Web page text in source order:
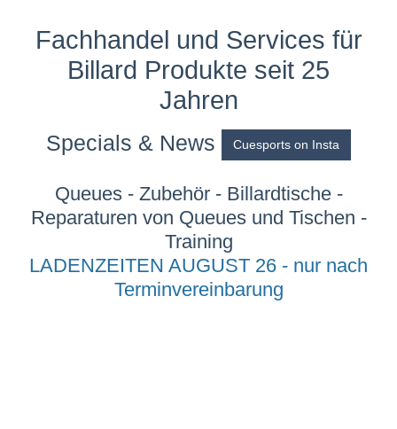
Fachhandel und Services für
Billard Produkte seit 25
Jahren
Specials & News Cuesports on Insta
Queues - Zubehör - Billardtische -
Reparaturen von Queues und Tischen -
Training
LADENZEITEN AUGUST 26 - nur nach
Terminvereinbarung